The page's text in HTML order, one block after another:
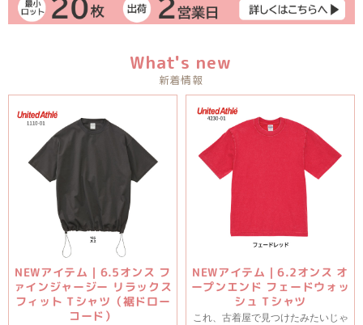
What's new
新着情報
NEWアイテム｜6.5オンス フ
ァインジャージー リラックス
フィット Tシャツ（裾ドロー
コード）
NEWアイテム｜6.2オンス オ
ープンエンド フェードウォッ
シュ Tシャツ
これ、古着屋で見つけたみたいじゃ